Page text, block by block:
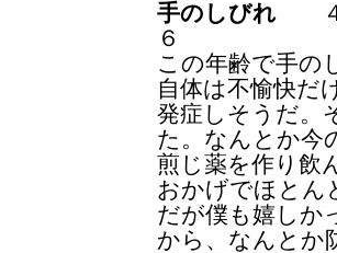
手のしびれ ４
６
この年齢で手の
自体は不愉快だ
発症しそうだ。
た。なんとか今
煎じ薬を作り飲
おかげでほとん
だが僕も嬉しか
から、なんとか